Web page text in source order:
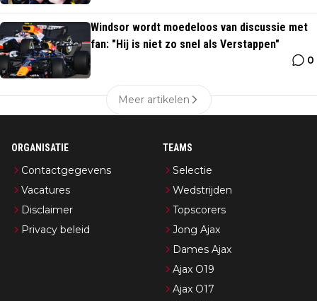
Windsor wordt moedeloos van discussie met
fan: "Hij is niet zo snel als Verstappen"
0
Meer artikelen
ORGANISATIE
Contactgegevens
Vacatures
Disclaimer
Privacy beleid
TEAMS
Selectie
Wedstrijden
Topscorers
Jong Ajax
Dames Ajax
Ajax O19
Ajax O17